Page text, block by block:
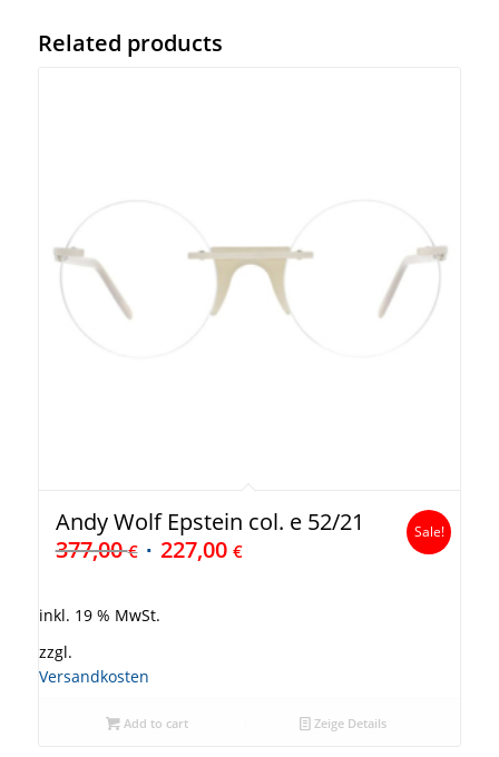
Related products
Andy Wolf Epstein col. e 52/21
377,00€ 227,00 €
Sale!
inkl. 19 % MwSt.
zzgl.
Versandkosten
Add to cart Zeige Details